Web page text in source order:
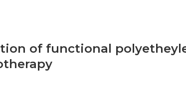
of functional